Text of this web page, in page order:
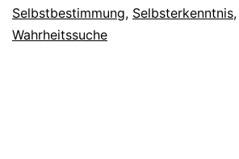
Selbstbestimmung, Selbsterkenntnis,
Wahrheitssuche